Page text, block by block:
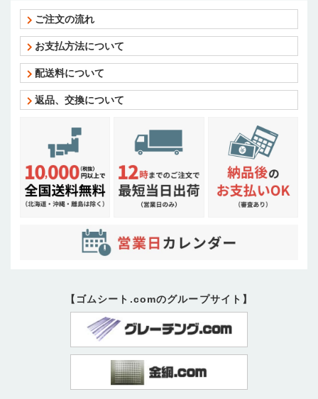
ご注文の流れ
お支払方法について
配送料について
返品、交換について
【ゴムシート.comのグループサイト】